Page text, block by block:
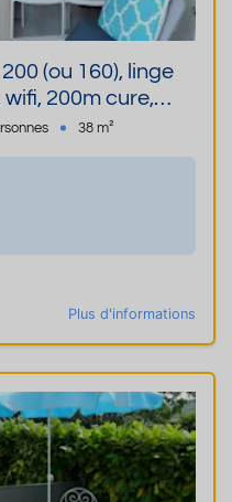
(ou 160), linge
200m cure,
parking38 m²
Plus d'informations